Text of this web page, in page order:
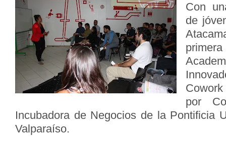
Con
de
por
Incubadora de Negocios de la Pontificia
Valparaíso.